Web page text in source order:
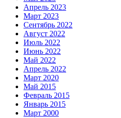
Апрель 2023
Март 2023
Сентябрь 2022
Август 2022
Июль 2022
Июнь 2022
Май 2022
Апрель 2022
Март 2020
Май 2015
Февраль 2015
Январь 2015
Март 2000